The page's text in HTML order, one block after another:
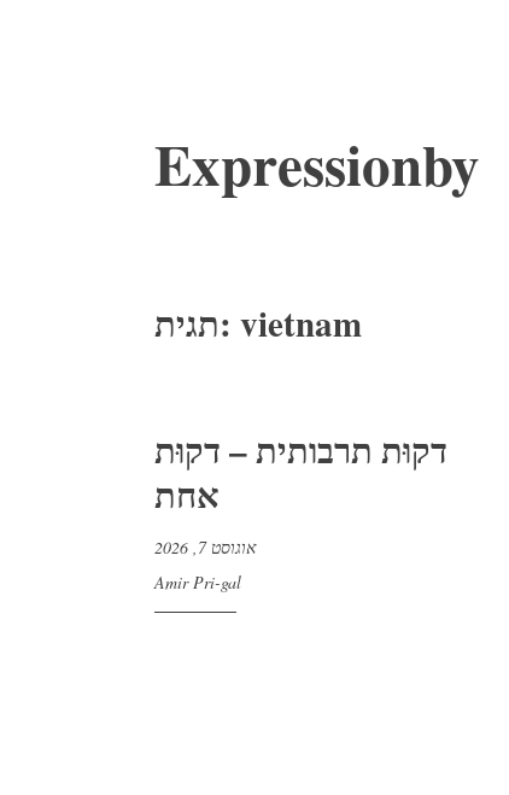
לתוכן
Expressionby
תגית: vietnam
דקוּת תרבותית – דקוּת
אחת
אוגוסט 7, 2026
Amir Pri-gal